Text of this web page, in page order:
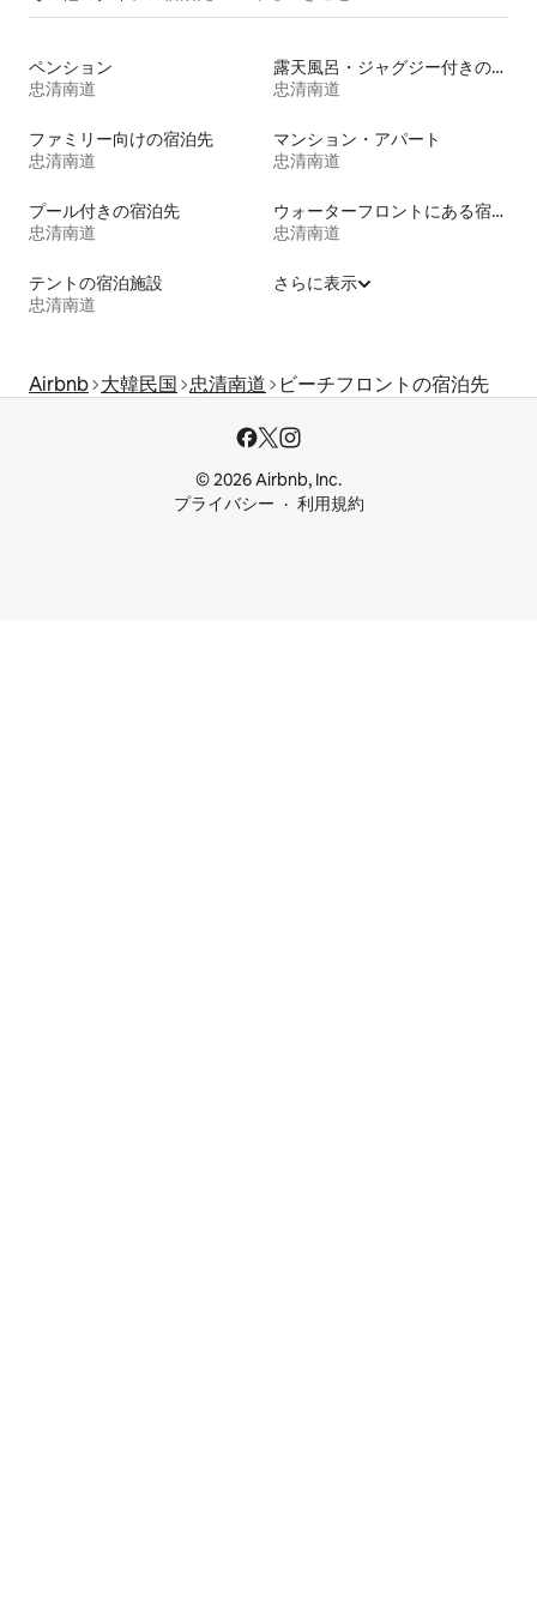
ペンション
忠清南道
露天風呂・ジャグジー付きの宿泊施設
忠清南道
ファミリー向けの宿泊先
忠清南道
マンション・アパート
忠清南道
プール付きの宿泊先
忠清南道
ウォーターフロントにある宿泊施設
忠清南道
テントの宿泊施設
忠清南道
さらに表示
Airbnb 大韓民国 忠清南道 ビーチフロントの宿泊先
© 2026 Airbnb, Inc.
プライバシー
利用規約